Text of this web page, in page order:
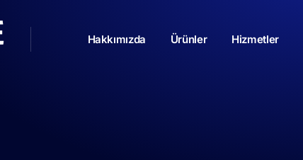
Hakkımızda Ürünler Hizmetler